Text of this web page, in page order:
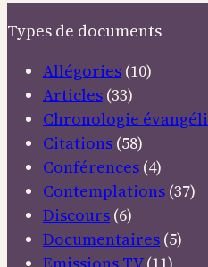
Types de documents
Allégories (10)
Articles (33)
Chronologie
Citations (58)
Conférences (4)
Contemplations (37)
Discours (6)
Documentaires (5)